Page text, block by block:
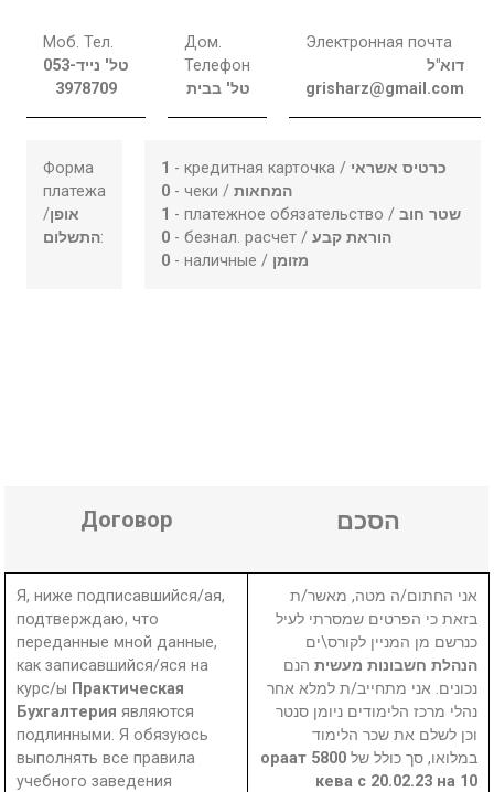
Моб. Тел.
טל' נייד053-
3978709
Дом.
Телефон
טל' בבית
Электронная почта
דוא"ל
grisharz@gmail.com
Форма
платежа
/אופן
התשלום:
1 - кредитная карточка / כרטיס אשראי
0 - чеки /המחאות
1 - платежное обязательство /שטר חוב
0 - безнал. расчет /הוראת קבע
0 - наличные / מזומן
Договор הסכם
Я, ниже подписавшийся/ая,
подтверждаю, что
переданные мной данные,
как записавшийся/яся на
курс/ы Практическая
Бухгалтерияявляются
подлинными. Я обязуюсь
выполнять все правила
учебного заведения
אני החתום/ה מטה, מאשר/ת
בזאת כי הפרטים שמסרתי לעיל
כנרשם מן המניין לקורס\ים
הנהלת חשבונות מעשית הנם
נכונים. אני מתחייב/ת למלא אחר
נהלי מרכז הלימודים ניומן סנטר
וכן לשלם את שכר הלימוד
במלואו, סך כולל של
5800 ораат
кева с 20.02.23 на 10